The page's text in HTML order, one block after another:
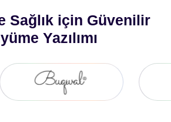
Sağlık için Güvenilir
Yazılımı